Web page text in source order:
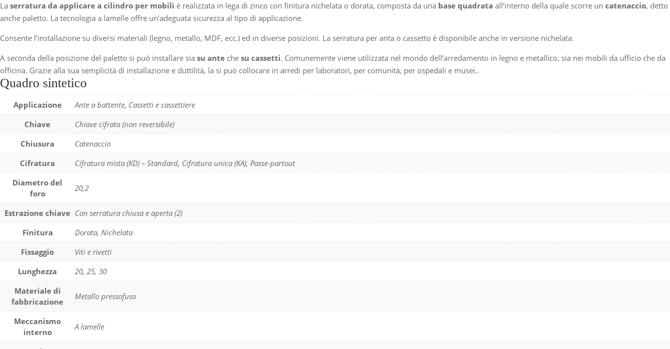
La serratura da applicare a cilindro per mobili è realizzata in lega di zinco con finitura nichelata o dorata, composta da una base quadrata all’interno della quale scorre un catenaccio, detto
anche paletto. La tecnologia a lamelle offre un’adeguata sicurezza al tipo di applicazione.
Consente l’installazione su diversi materiali (legno, metallo, MDF, ecc.) ed in diverse posizioni. La serratura per anta o cassetto è disponibile anche in versione nichelata.
A seconda della posizione del paletto si può installare sia su ante che su cassetti. Comunemente viene utilizzata nel mondo dell’arredamento in legno e metallico, sia nei mobili da ufficio che da
officina. Grazie alla sua semplicità di installazione e duttilità, la si può collocare in arredi per laboratori, per comunità, per ospedali e musei..
Quadro sintetico
Applicazione
Ante a battente, Cassetti e cassettiere
Chiave
Chiave cifrata (non reversibile)
Chiusura
Catenaccio
Cifratura
Cifratura mista (KD) – Standard, Cifratura unica (KA), Passe-partout
Diametro del
foro
20,2
Estrazione chiave Con serratura chiusa e aperta (2)
Finitura
Dorata, Nichelata
Fissaggio
Viti e rivetti
Lunghezza
20, 25, 30
Materiale di
fabbricazione
Metallo pressofuso
Meccanismo
interno
A lamelle